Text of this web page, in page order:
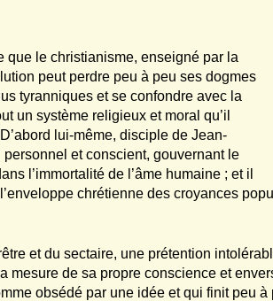
que le christianisme, enseigné par la
peut perdre peu à peu ses dogmes
tyranniques et se confondre avec la
un système religieux et moral qu’il
lui-même, disciple de Jean-
et conscient, gouvernant le
l’immortalité de l’âme humaine ; et il
chrétienne des croyances
et du sectaire, une prétention
mesure de sa propre conscience et
obsédé par une idée et qui finit peu